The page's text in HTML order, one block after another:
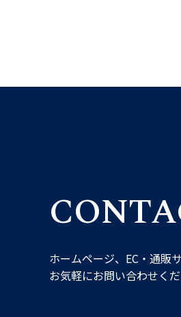
ホームページ、EC・通販
お気軽にお問い合わせくだ